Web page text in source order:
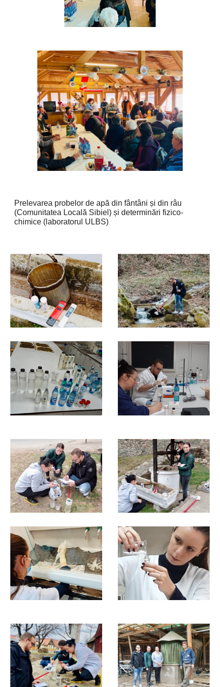
Prelevarea probelor de apă din fântâni și din râu
(Comunitatea Locală Sibiel) și determinări fizico-
chimice (laboratorul ULBS)